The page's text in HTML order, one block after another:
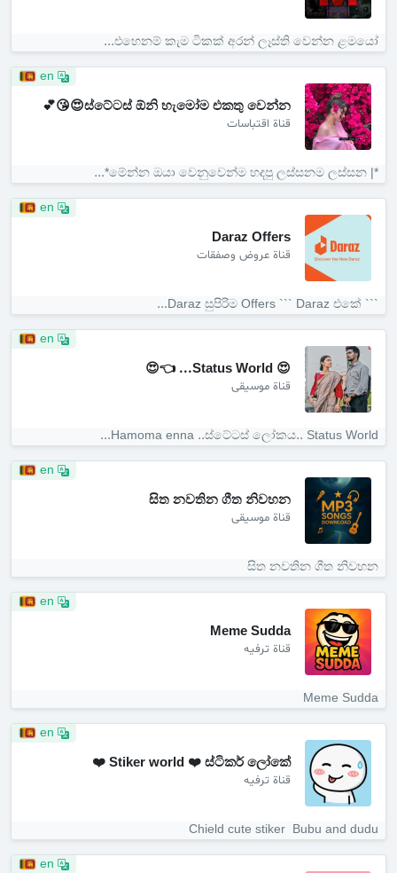
එහෙනම් කැම ටිකක් අරන් ලෑස්ති වෙන්න ළමයෝ...
ස්ටේටස් ඕනි හැමෝම එකතු වෙන්න😍😘💕
قناة اقتباسات
*| මේන්න ඔයා වෙනුවෙන්ම හදපු ලස්සනම ලස්සන*...
Daraz Offers
قناة عروض وصفقات
``` Daraz සුපිරිම Offers ``` Daraz එකේ...
😍 Status World... 👈😍
قناة موسيقى
Hamoma enna ..ස්ටේටස් ලෝකය.. Status World...
සිත නවතින ගීත නිවහන
قناة موسيقى
සිත නවතින ගීත නිවහන
Meme Sudda
قناة ترفيه
Meme Sudda
Stiker world ❤️ ස්ටිකර් ලෝකේ ❤️
قناة ترفيه
Chield cute stiker ️ Bubu and dudu️